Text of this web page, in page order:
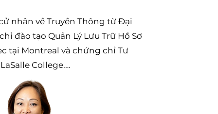
nhân về Truyền Thông từ Đại
đào tạo Quản Lý Lưu Trữ Hồ Sơ
tại Montreal và chứng chỉ Tư
College.
có hơn 15 năm kinh nghiệm
nhập cư, từng hỗ trợ làm việc